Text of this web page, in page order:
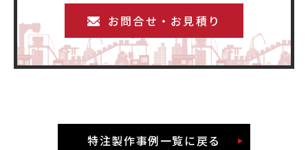
お問合せ・お見積り
特注製作事例一覧に戻る